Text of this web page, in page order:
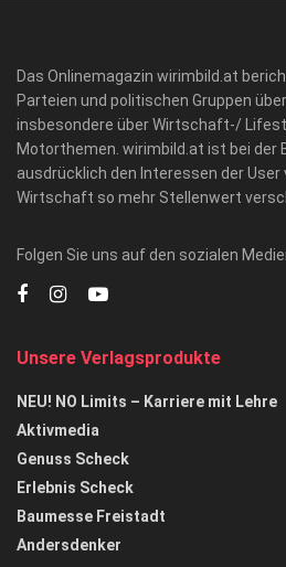
Das Onlinemagazin wirimbild.at
Parteien und politischen Gruppen
insbesondere über Wirtschaft-/
Motorthemen. wirimbild.at ist bei
ausdrücklich den Interessen der
Wirtschaft so mehr Stellenwert
Folgen Sie uns auf den sozialen
Unsere Verlagsprodukte
NEU! NO Limits – Karriere mit Lehre
Aktivmedia
Genuss Scheck
Erlebnis Scheck
Baumesse Freistadt
Andersdenker